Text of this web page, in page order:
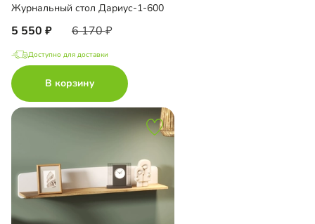
Журнальный стол Дариус-1-600
5 550 6 170
Доступно для доставки
В корзину